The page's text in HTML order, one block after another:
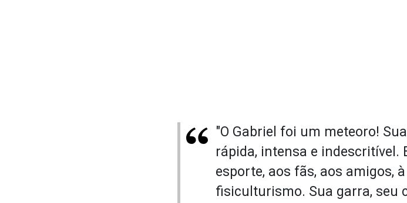
"O Gabriel foi um meteoro!
rápida, intensa e indescritível.
esporte, aos fãs, aos amigos,
fisiculturismo. Sua garra, seu